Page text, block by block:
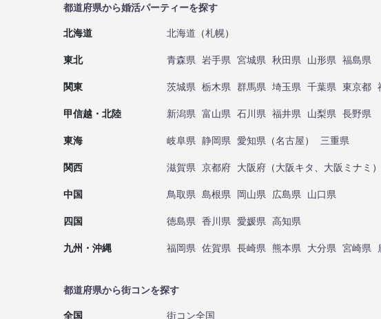
都道府県から婚活パーティーを探す
北海道 北海道 （札幌）
東北 青森県 岩手県 宮城県 秋田県 山形県 福島県
関東 茨城県 栃木県 群馬県 埼玉県 千葉県 東京都
甲信越・北陸 新潟県 富山県 石川県 福井県 山梨県 長野県
東海 岐阜県 静岡県 愛知県 （名古屋） 三重県
関西 滋賀県 京都府 大阪府 （大阪キタ 大阪ミナミ ）
中国 鳥取県 島根県 岡山県 広島県 山口県
四国 徳島県 香川県 愛媛県 高知県
九州・沖縄 福岡県 佐賀県 長崎県 熊本県 大分県 宮崎県
都道府県から街コンを探す
全国 街コン全国